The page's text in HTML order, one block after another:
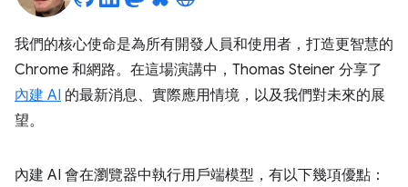
我們的核心使命是為所有開發人員和使用者，打造更智慧的
Chrome 和網路。在這場演講中，Thomas Steiner 分享了
內建 AI 的最新消息、實際應用情境，以及我們對未來的展
望。
內建 AI 會在瀏覽器中執行用戶端模型，有以下幾項優點：